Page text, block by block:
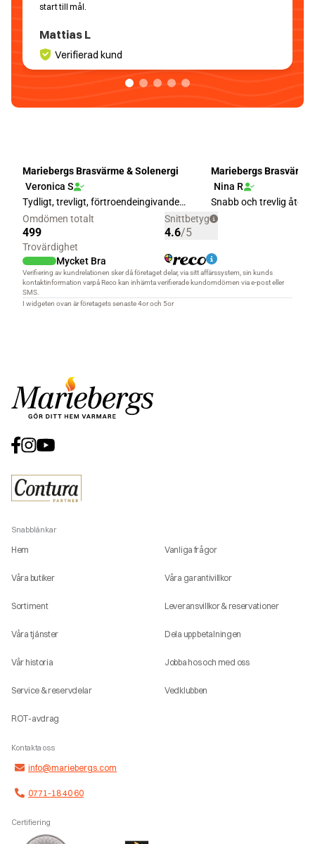
start till mål.
Mattias L
Verifierad kund
Snabblänkar
Hem
Våra butiker
Sortiment
Våra tjänster
Vår historia
Service & reservdelar
ROT-avdrag
Vanliga frågor
Våra garantivillkor
Leveransvillkor & reservationer
Dela upp betalningen
Jobba hos och med oss
Vedklubben
Kontakta oss
info@mariebergs.com
0771-18 40 60
Certifiering